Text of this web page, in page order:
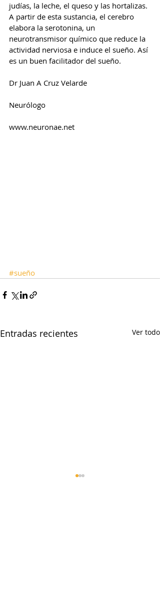
judías, la leche, el queso y las hortalizas.
A partir de esta sustancia, el cerebro
elabora la serotonina, un
neurotransmisor químico que reduce la
actividad nerviosa e induce el sueño. Así
es un buen facilitador del sueño.
Dr Juan A Cruz Velarde
Neurólogo
www.neuronae.net
#sueño
Entradas recientes Ver todo